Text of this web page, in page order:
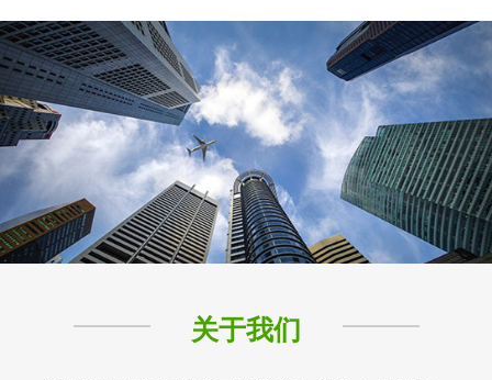
关于我们